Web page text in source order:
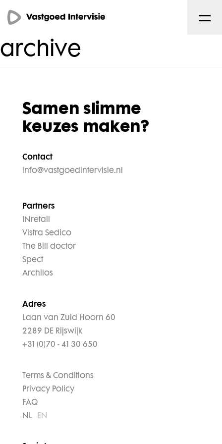
archive
Samen slimme
keuzes maken?
Contact
info@vastgoedintervisie.nl
Partners
INretail
Vistra Sedico
The Bill doctor
Spect
Archilos
Adres
Laan van Zuid Hoorn 60
2289 DE Rijswijk
+31 (0)70 - 41 30 650
Terms & Conditions
Privacy Policy
FAQ
NL
EN